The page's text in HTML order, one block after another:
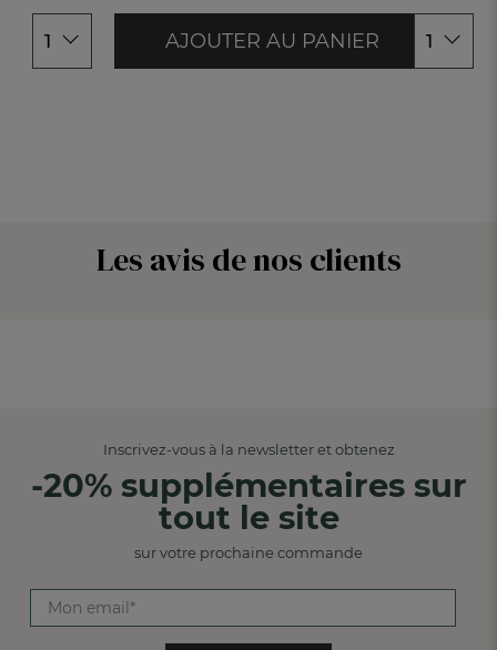
1 AJOUTER AU PANIER 1
Les avis de nos clients
Inscrivez-vous à la newsletter et obtenez
-20% supplémentaires sur
tout le site
sur votre prochaine commande